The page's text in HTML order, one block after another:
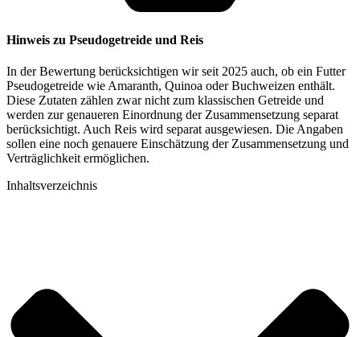
Hinweis zu Pseudogetreide und Reis
In der Bewertung berücksichtigen wir seit 2025 auch, ob ein Futter
Pseudogetreide wie Amaranth, Quinoa oder Buchweizen enthält.
Diese Zutaten zählen zwar nicht zum klassischen Getreide und
werden zur genaueren Einordnung der Zusammensetzung separat
berücksichtigt. Auch Reis wird separat ausgewiesen. Die Angaben
sollen eine noch genauere Einschätzung der Zusammensetzung und
Verträglichkeit ermöglichen.
Inhaltsverzeichnis​